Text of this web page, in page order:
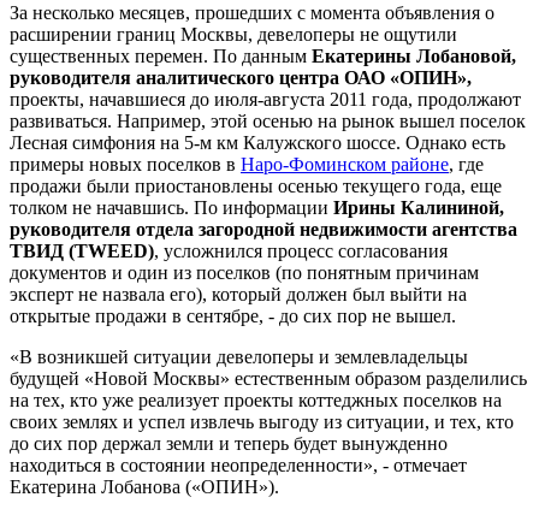
За несколько месяцев, прошедших с момента объявления о
расширении границ Москвы, девелоперы не ощутили
существенных перемен. По данным Екатерины Лобановой,
руководителя аналитического центра ОАО «ОПИН»,
проекты, начавшиеся до июля-августа 2011 года, продолжают
развиваться. Например, этой осенью на рынок вышел поселок
Лесная симфония на 5-м км Калужского шоссе. Однако есть
примеры новых поселков в Наро-Фоминском районе, где
продажи были приостановлены осенью текущего года, еще
толком не начавшись. По информации Ирины Калининой,
руководителя отдела загородной недвижимости агентства
ТВИД (TWEED), усложнился процесс согласования
документов и один из поселков (по понятным причинам
эксперт не назвала его), который должен был выйти на
открытые продажи в сентябре, - до сих пор не вышел.
«В возникшей ситуации девелоперы и землевладельцы
будущей «Новой Москвы» естественным образом разделились
на тех, кто уже реализует проекты коттеджных поселков на
своих землях и успел извлечь выгоду из ситуации, и тех, кто
до сих пор держал земли и теперь будет вынужденно
находиться в состоянии неопределенности», - отмечает
Екатерина Лобанова («ОПИН»).